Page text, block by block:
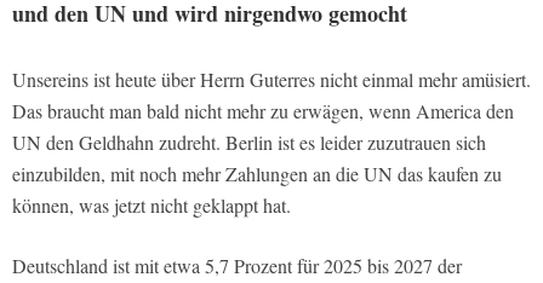
und den UN und wird nirgendwo gemocht
Unsereins ist heute über Herrn Guterres nicht einmal mehr amüsiert.
Das braucht man bald nicht mehr zu erwägen, wenn America den
UN den Geldhahn zudreht. Berlin ist es leider zuzutrauen sich
einzubilden, mit noch mehr Zahlungen an die UN das kaufen zu
können, was jetzt nicht geklappt hat.
Deutschland ist mit etwa 5,7 Prozent für 2025 bis 2027 der